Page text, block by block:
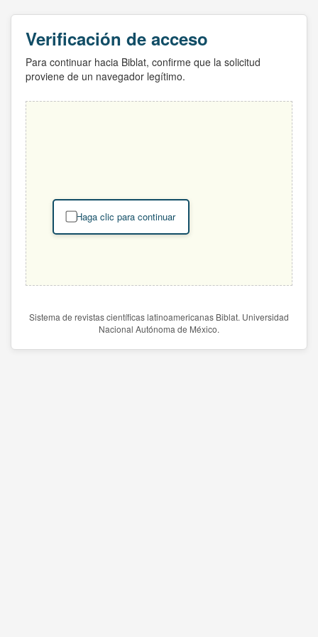
Verificación de acceso
Para continuar hacia Biblat, confirme que la solicitud
proviene de un navegador legítimo.
Haga clic para continuar
Sistema de revistas científicas latinoamericanas Biblat. Universidad
Nacional Autónoma de México.